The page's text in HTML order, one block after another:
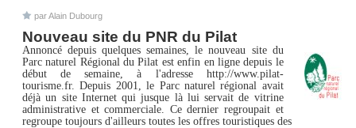
par Alain Dubourg
Nouveau site du PNR du Pilat
Annoncé depuis quelques semaines, le nouveau site du
Parc naturel Régional du Pilat est enfin en ligne depuis le
début de semaine, à l'adresse http://www.pilat-
tourisme.fr. Depuis 2001, le Parc naturel régional avait
déjà un site Internet qui jusque là lui servait de vitrine
administrative et commerciale. Ce dernier regroupait et
regroupe toujours d'ailleurs toutes les offres touristiques des